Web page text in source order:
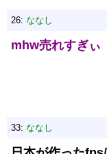
26: ななし
mhw売れすぎぃ
33: ななし